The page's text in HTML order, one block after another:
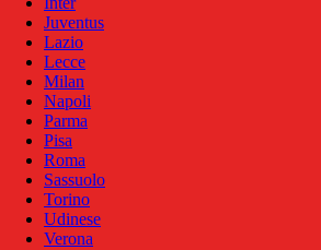
Juventus
Lazio
Lecce
Milan
Napoli
Parma
Pisa
Roma
Sassuolo
Torino
Udinese
Verona